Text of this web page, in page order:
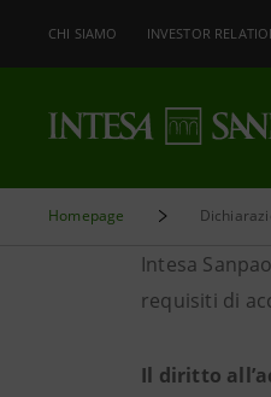
CHI SIAMO INVESTOR
Homepage
Intesa
requisiti di
Il diritto